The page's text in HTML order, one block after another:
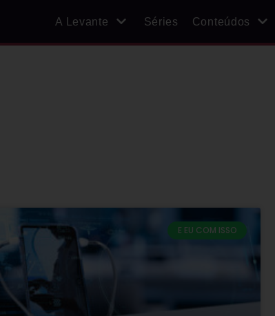
A Levante Séries Conteúdos
E EU COM ISSO